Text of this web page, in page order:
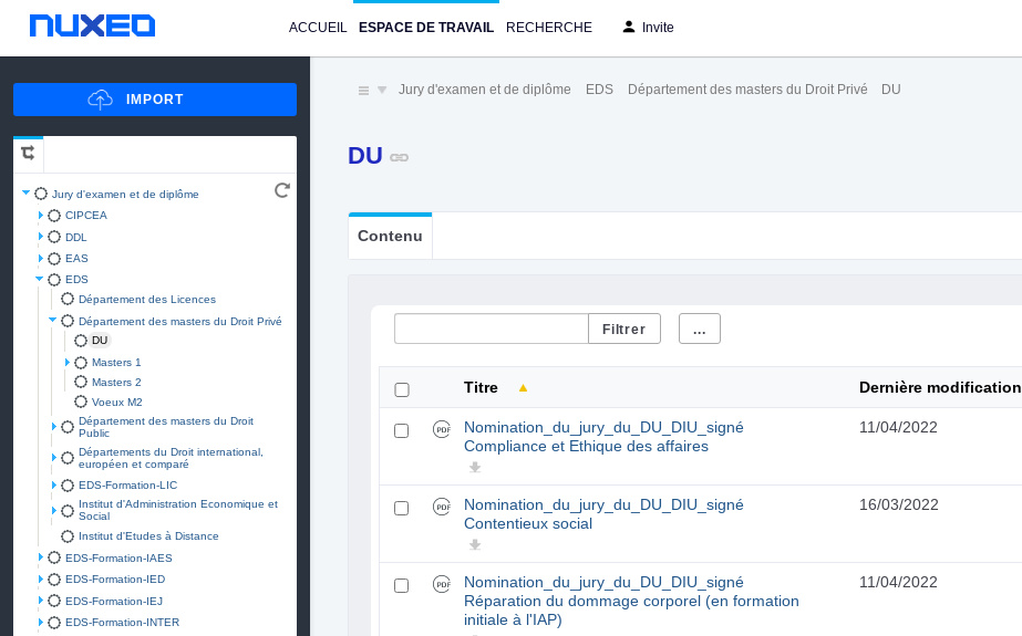
ACCUEIL ESPACE DE TRAVAIL RECHERCHE Invite
Jury d'examen et de diplôme
CIPCEA
DDL
EAS
EDS
Département des Licences
Département des masters du Droit Privé
DU
Masters 1
Masters 2
Voeux M2
Département des masters du Droit
Public
Départements du Droit international,
européen et comparé
EDS-Formation-LIC
Institut d'Administration Economique et
Social
Institut d'Etudes à Distance
EDS-Formation-IAES
EDS-Formation-IED
EDS-Formation-IEJ
EDS-Formation-INTER
Jury d'examen et de diplôme EDS Département des masters du Droit Privé DU
DU
Contenu
...
Titre Dernière modification
Nomination_du_jury_du_DU_DIU_signé
Compliance et Ethique des affaires
11/04/2022
Nomination_du_jury_du_DU_DIU_signé
Contentieux social
16/03/2022
Nomination_du_jury_du_DU_DIU_signé
Réparation du dommage corporel (en formation
initiale à l'IAP)
11/04/2022